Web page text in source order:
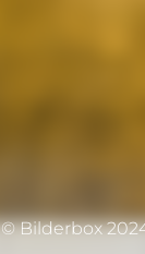
© Bilderbox